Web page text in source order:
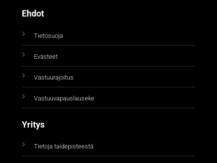
Ehdot
Tietosuoja
Evästeet
Vastuurajoitus
Vastuuvapauslauseke
Yritys
Tietoja taidepisteestä